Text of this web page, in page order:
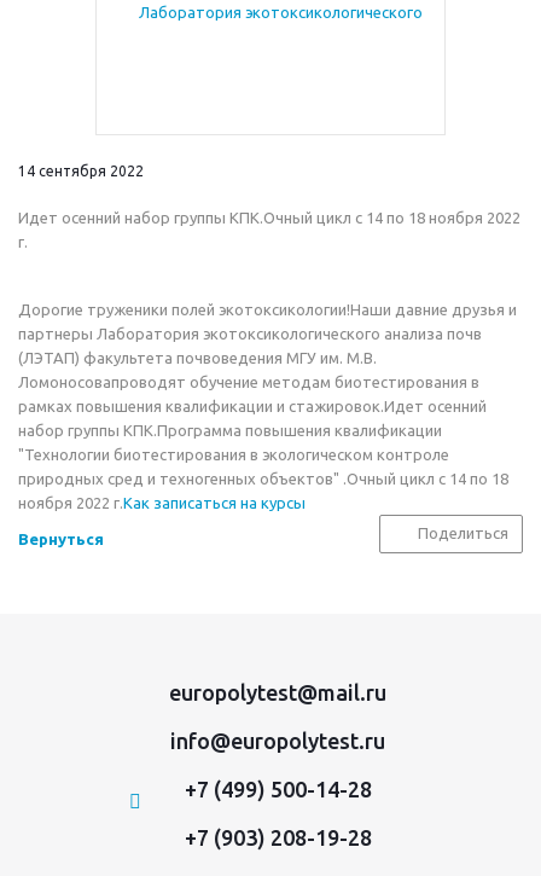
14 сентября 2022
Идет осенний набор группы КПК.Очный цикл с 14 по 18 ноября 2022
г.
Дорогие труженики полей экотоксикологии!Наши давние друзья и
партнеры Лаборатория экотоксикологического анализа почв
(ЛЭТАП) факультета почвоведения МГУ им. М.В.
Ломоносовапроводят обучение методам биотестирования в
рамках повышения квалификации и стажировок.Идет осенний
набор группы КПК.Программа повышения квалификации
"Технологии биотестирования в экологическом контроле
природных сред и техногенных объектов" .Очный цикл с 14 по 18
ноября 2022 г.Как записаться на курсы
Вернуться Поделиться
europolytest@mail.ru
info@europolytest.ru
+7 (499) 500-14-28
+7 (903) 208-19-28